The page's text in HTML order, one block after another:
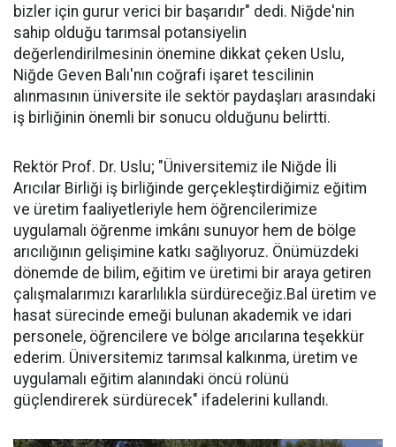
bizler için gurur verici bir başarıdır" dedi. Niğde'nin
sahip olduğu tarımsal potansiyelin
değerlendirilmesinin önemine dikkat çeken Uslu,
Niğde Geven Balı'nın coğrafi işaret tescilinin
alınmasının üniversite ile sektör paydaşları arasındaki
iş birliğinin önemli bir sonucu olduğunu belirtti.
Rektör Prof. Dr. Uslu; "Üniversitemiz ile Niğde İli
Arıcılar Birliği iş birliğinde gerçekleştirdiğimiz eğitim
ve üretim faaliyetleriyle hem öğrencilerimize
uygulamalı öğrenme imkânı sunuyor hem de bölge
arıcılığının gelişimine katkı sağlıyoruz. Önümüzdeki
dönemde de bilim, eğitim ve üretimi bir araya getiren
çalışmalarımızı kararlılıkla sürdüreceğiz.Bal üretim ve
hasat sürecinde emeği bulunan akademik ve idari
personele, öğrencilere ve bölge arıcılarına teşekkür
ederim. Üniversitemiz tarımsal kalkınma, üretim ve
uygulamalı eğitim alanındaki öncü rolünü
güçlendirerek sürdürecek" ifadelerini kullandı.